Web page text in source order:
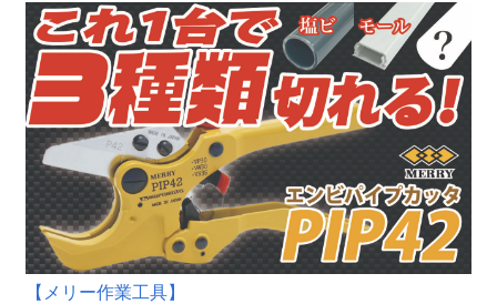
【メリー作業工具】